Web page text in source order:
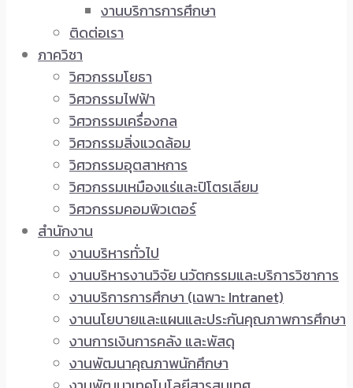
งานบริการการศึกษา
ติดต่อเรา
ภาควิชา
วิศวกรรมโยธา
วิศวกรรมไฟฟ้า
วิศวกรรมเครื่องกล
วิศวกรรมสิ่งแวดล้อม
วิศวกรรมอุตสาหการ
วิศวกรรมเหมืองแร่และปิโตรเลียม
วิศวกรรมคอมพิวเตอร์
สำนักงาน
งานบริหารทั่วไป
งานบริหารงานวิจัย นวัตกรรมและบริการวิชาการ
งานบริการการศึกษา (เฉพาะ Intranet)
งานนโยบายและแผนและประกันคุณภาพการศึกษา
งานการเงินการคลัง และพัสดุ
งานพัฒนาคุณภาพนักศึกษา